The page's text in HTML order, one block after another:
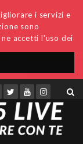
i servizi e
sono
accetti l'uso dei